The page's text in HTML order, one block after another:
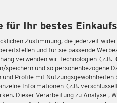
für Ihr bestes
Zustimmung, die jederzeit
und für sie passende
verwenden wir Technologien (z.B.
und so personenbezogene
Profile mit Nutzungsgewohnheiten
Informationen (z.B.
Dieser Verarbeitung zu Analyse-,